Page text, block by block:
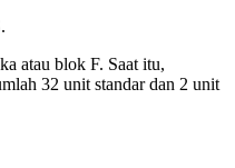
atau blok F. Saat itu,
32 unit standar dan 2 unit